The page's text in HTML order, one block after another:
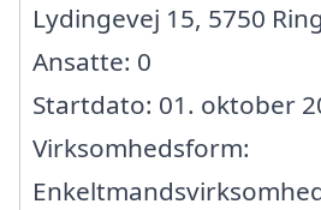
Lydingevej 15, 5750
Ansatte: 0
Startdato: 01. oktober
Virksomhedsform: